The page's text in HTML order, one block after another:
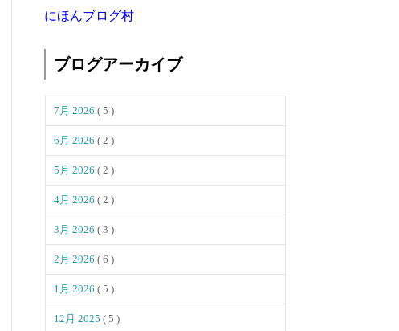
にほんブログ村
ブログアーカイブ
7月 2026 ( 5 )
6月 2026 ( 2 )
5月 2026 ( 2 )
4月 2026 ( 2 )
3月 2026 ( 3 )
2月 2026 ( 6 )
1月 2026 ( 5 )
12月 2025 ( 5 )